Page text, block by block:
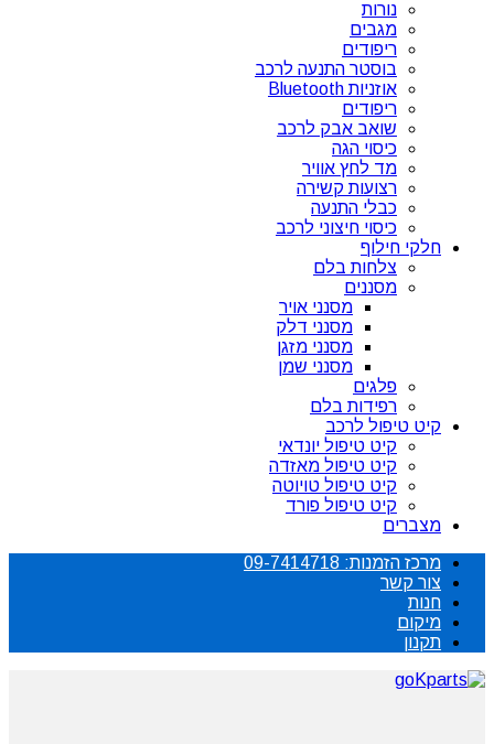
נורות
מגבים
ריפודים
בוסטר התנעה לרכב
אוזניות Bluetooth
ריפודים
שואב אבק לרכב
כיסוי הגה
מד לחץ אוויר
רצועות קשירה
כבלי התנעה
כיסוי חיצוני לרכב
חלקי חילוף
צלחות בלם
מסננים
מסנני אויר
מסנני דלק
מסנני מזגן
מסנני שמן
פלגים
רפידות בלם
קיט טיפול לרכב
קיט טיפול יונדאי
קיט טיפול מאזדה
קיט טיפול טויוטה
קיט טיפול פורד
מצברים
מרכז הזמנות: 09-7414718
צור קשר
חנות
מיקום
תקנון